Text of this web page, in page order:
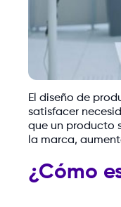
El diseño de
satisfacer
que un producto
la marca,
¿Cómo